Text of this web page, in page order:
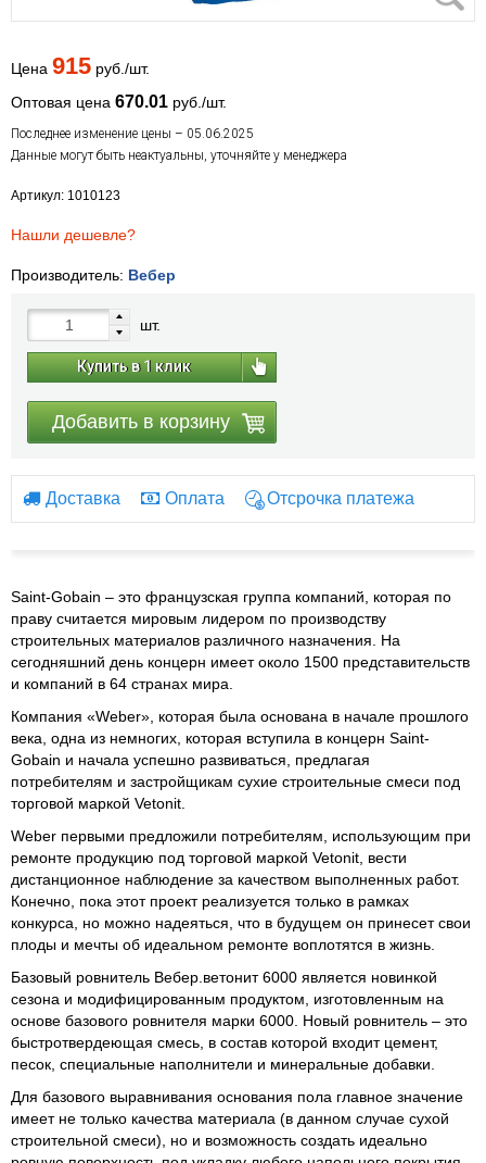
Цена 915 руб./шт.
Оптовая цена 670.01 руб./шт.
Последнее изменение цены – 05.06.2025
Данные могут быть неактуальны, уточняйте у менеджера
Артикул: 1010123
Нашли дешевле?
Производитель: Вебер
шт.
Купить в 1 клик
Добавить в корзину
Доставка Оплата Отсрочка платежа
Saint-Gobain – это французская группа компаний, которая по
праву считается мировым лидером по производству
строительных материалов различного назначения. На
сегодняшний день концерн имеет около 1500 представительств
и компаний в 64 странах мира.
Компания «Weber», которая была основана в начале прошлого
века, одна из немногих, которая вступила в концерн Saint-
Gobain и начала успешно развиваться, предлагая
потребителям и застройщикам сухие строительные смеси под
торговой маркой Vetonit.
Weber первыми предложили потребителям, использующим при
ремонте продукцию под торговой маркой Vetonit, вести
дистанционное наблюдение за качеством выполненных работ.
Конечно, пока этот проект реализуется только в рамках
конкурса, но можно надеяться, что в будущем он принесет свои
плоды и мечты об идеальном ремонте воплотятся в жизнь.
Базовый ровнитель Вебер.ветонит 6000 является новинкой
сезона и модифицированным продуктом, изготовленным на
основе базового ровнителя марки 6000. Новый ровнитель – это
быстротвердеющая смесь, в состав которой входит цемент,
песок, специальные наполнители и минеральные добавки.
Для базового выравнивания основания пола главное значение
имеет не только качества материала (в данном случае сухой
строительной смеси), но и возможность создать идеально